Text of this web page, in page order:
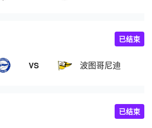
VS 波图哥尼迪
已结束
已结束